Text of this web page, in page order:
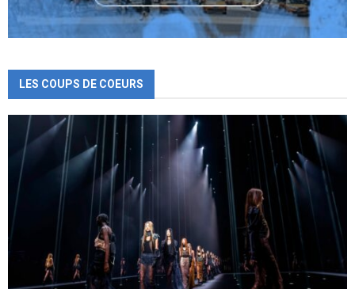
LES COUPS DE COEURS